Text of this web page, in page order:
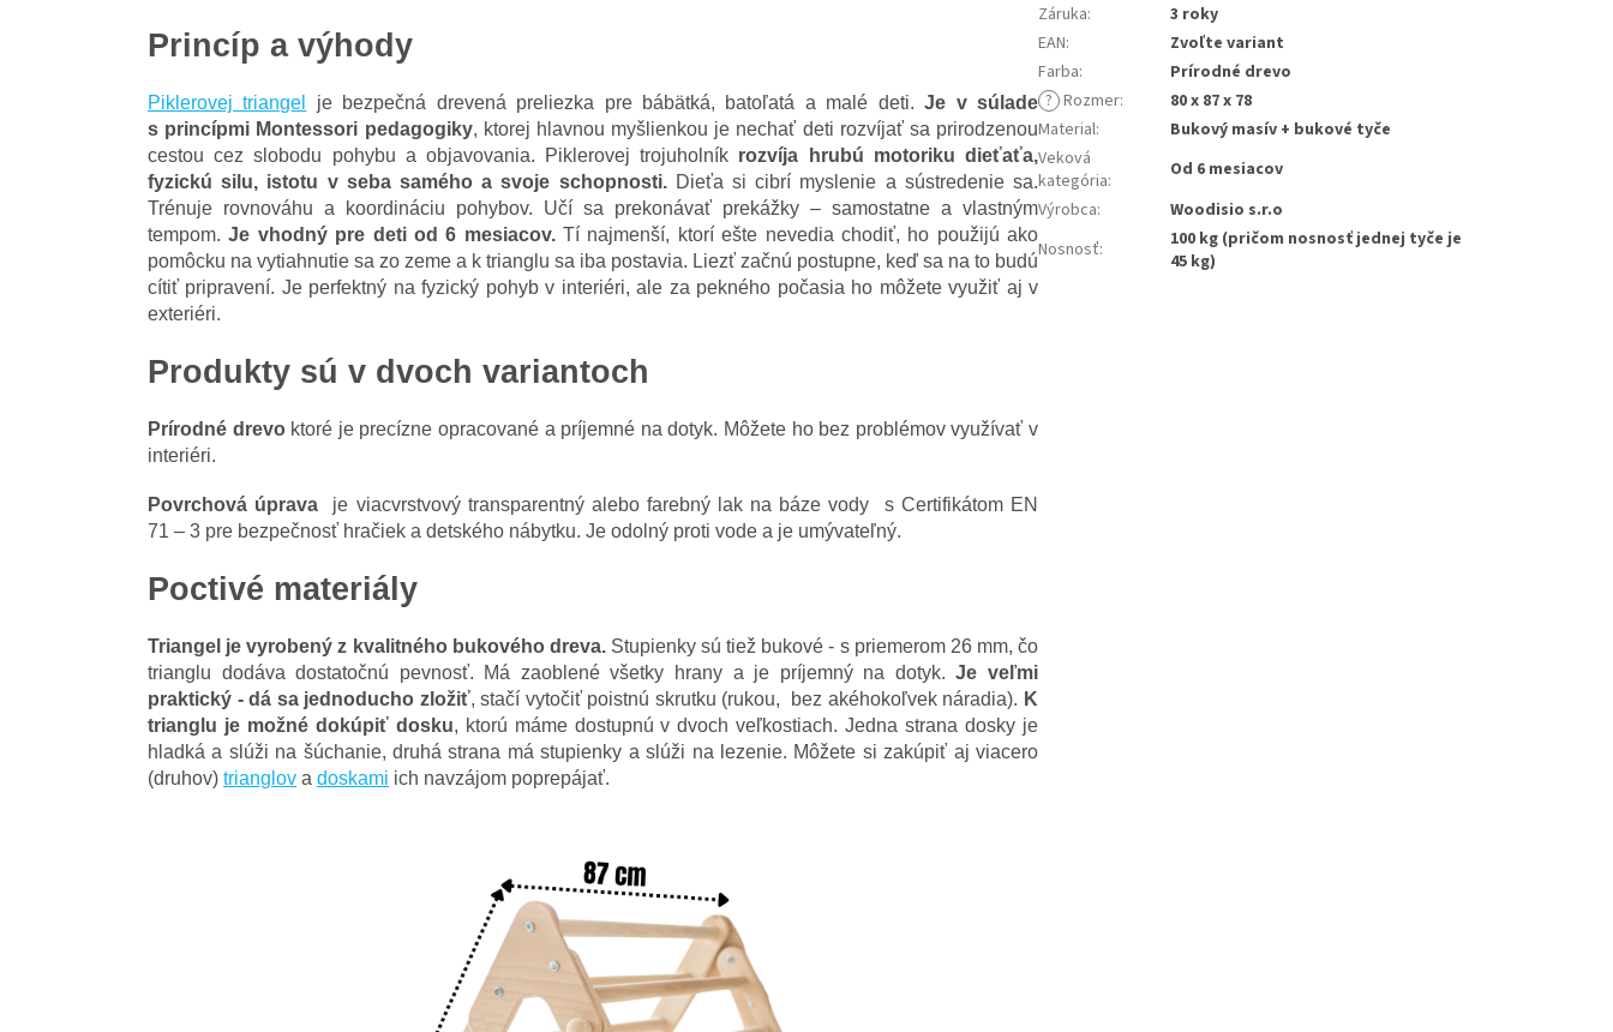
Princíp a výhody
Piklerovej triangel je bezpečná drevená preliezka pre bábätká, batoľatá a malé deti. Je v súlade
s princípmi Montessori pedagogiky, ktorej hlavnou myšlienkou je nechať deti rozvíjať sa prirodzenou
cestou cez slobodu pohybu a objavovania. Piklerovej trojuholník rozvíja hrubú motoriku dieťaťa,
fyzickú silu, istotu v seba samého a svoje schopnosti.Dieťa si cibrí myslenie a sústredenie sa.
Trénuje rovnováhu a koordináciu pohybov. Učí sa prekonávať prekážky – samostatne a vlastným
tempom.Je vhodný pre deti od 6 mesiacov.Tí najmenší, ktorí ešte nevedia chodiť, ho použijú ako
pomôcku na vytiahnutie sa zo zeme a k trianglu sa iba postavia. Liezť začnú postupne, keď sa na to budú
cítiť pripravení. Je perfektný na fyzický pohyb v interiéri, ale za pekného počasia ho môžete využiť aj v
exteriéri.
Produkty sú v dvoch variantoch
Prírodné drevoktoré je precízne opracované a príjemné na dotyk. Môžete ho bez problémov využívať v
interiéri.
Povrchová úprava
je viacvrstvový transparentný alebo farebný lak na báze vody s Certifikátom EN
71 – 3 pre bezpečnosť hračiek a detského nábytku. Je odolný proti vode a je umývateľný.
Poctivé materiály
Triangel je vyrobený z kvalitného bukového dreva.Stupienky sú tiež bukové - s priemerom 26 mm, čo
trianglu dodáva dostatočnú pevnosť. Má zaoblené všetky hrany a je príjemný na dotyk.Je veľmi
praktický - dá sa jednoducho zložiť, stačí vytočiť poistnú skrutku (rukou, bez akéhokoľvek náradia). K
trianglu je možné dokúpiť dosku, ktorú máme dostupnú v dvoch veľkostiach. Jedna strana dosky je
hladká a slúži na šúchanie, druhá strana má stupienky a slúži na lezenie. Môžete si zakúpiť aj viacero
(druhov) trianglov a doskami ich navzájom poprepájať.
Záruka:
3 roky
EAN:
Zvoľte variant
Farba:
Prírodné drevo
? Rozmer:
80 x 87 x 78
Material:
Bukový masív + bukové tyče
Veková
kategória:
Od 6 mesiacov
Výrobca:
Woodisio s.r.o
Nosnosť:
100 kg (pričom nosnosť jednej tyče je
45 kg)